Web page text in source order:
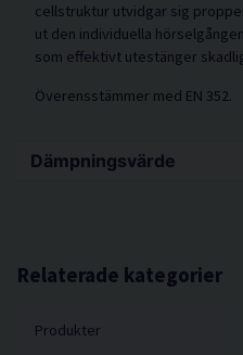
cellstruktur utvidgar sig
ut den individuella
som effektivt utestänger
Överensstämmer med EN 352.
Dämpningsvärde
L = 28
SNR = 28
Relaterade kategorier
Produkter